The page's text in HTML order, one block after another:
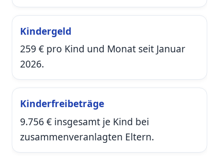
Kindergeld
259 € pro Kind und Monat seit Januar
2026.
Kinderfreibeträge
9.756 € insgesamt je Kind bei
zusammenveranlagten Eltern.